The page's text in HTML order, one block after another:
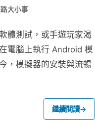
大小事
體測試，或手遊玩家渴
電腦上執行 Android 模
，模擬器的安裝與流暢
繼續閱讀→